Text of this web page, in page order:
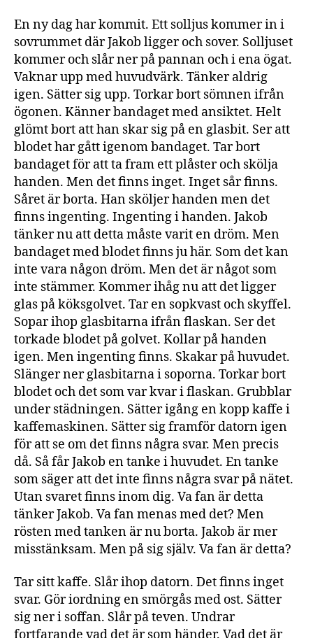
En ny dag har kommit. Ett solljus kommer in i
sovrummet där Jakob ligger och sover. Solljuset
kommer och slår ner på pannan och i ena ögat.
Vaknar upp med huvudvärk. Tänker aldrig
igen. Sätter sig upp. Torkar bort sömnen ifrån
ögonen. Känner bandaget med ansiktet. Helt
glömt bort att han skar sig på en glasbit. Ser att
blodet har gått igenom bandaget. Tar bort
bandaget för att ta fram ett plåster och skölja
handen. Men det finns inget. Inget sår finns.
Såret är borta. Han sköljer handen men det
finns ingenting. Ingenting i handen. Jakob
tänker nu att detta måste varit en dröm. Men
bandaget med blodet finns ju här. Som det kan
inte vara någon dröm. Men det är något som
inte stämmer. Kommer ihåg nu att det ligger
glas på köksgolvet. Tar en sopkvast och skyffel.
Sopar ihop glasbitarna ifrån flaskan. Ser det
torkade blodet på golvet. Kollar på handen
igen. Men ingenting finns. Skakar på huvudet.
Slänger ner glasbitarna i soporna. Torkar bort
blodet och det som var kvar i flaskan. Grubblar
under städningen. Sätter igång en kopp kaffe i
kaffemaskinen. Sätter sig framför datorn igen
för att se om det finns några svar. Men precis
då. Så får Jakob en tanke i huvudet. En tanke
som säger att det inte finns några svar på nätet.
Utan svaret finns inom dig. Va fan är detta
tänker Jakob. Va fan menas med det? Men
rösten med tanken är nu borta. Jakob är mer
misstänksam. Men på sig själv. Va fan är detta?
Tar sitt kaffe. Slår ihop datorn. Det finns inget
svar. Gör iordning en smörgås med ost. Sätter
sig ner i soffan. Slår på teven. Undrar